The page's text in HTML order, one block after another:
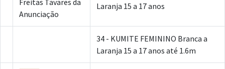
Freitas Tavares da
Anunciação
Laranja 15 a 17 anos
34 - KUMITE FEMININO Branca a
Laranja 15 a 17 anos até 1.6m